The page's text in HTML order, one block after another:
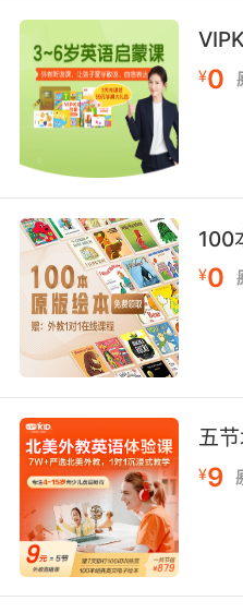
内容简介
《大侦探福尔摩斯》已
出不久，总会收到小读
嫩的笔触写下的问候
题，这让“亲爱的大侦
更多小读者询问什么
在，《大侦探福尔摩斯
了，仍以最紧凑动人的
漫画插图、最传神的人
动问答，延续前两辑的
又有很大的突破：
融合了更多的科学知识
入化的推理，更有对科
福尔摩斯也因此沾染上
力。
¥0
100
¥0
五
¥9